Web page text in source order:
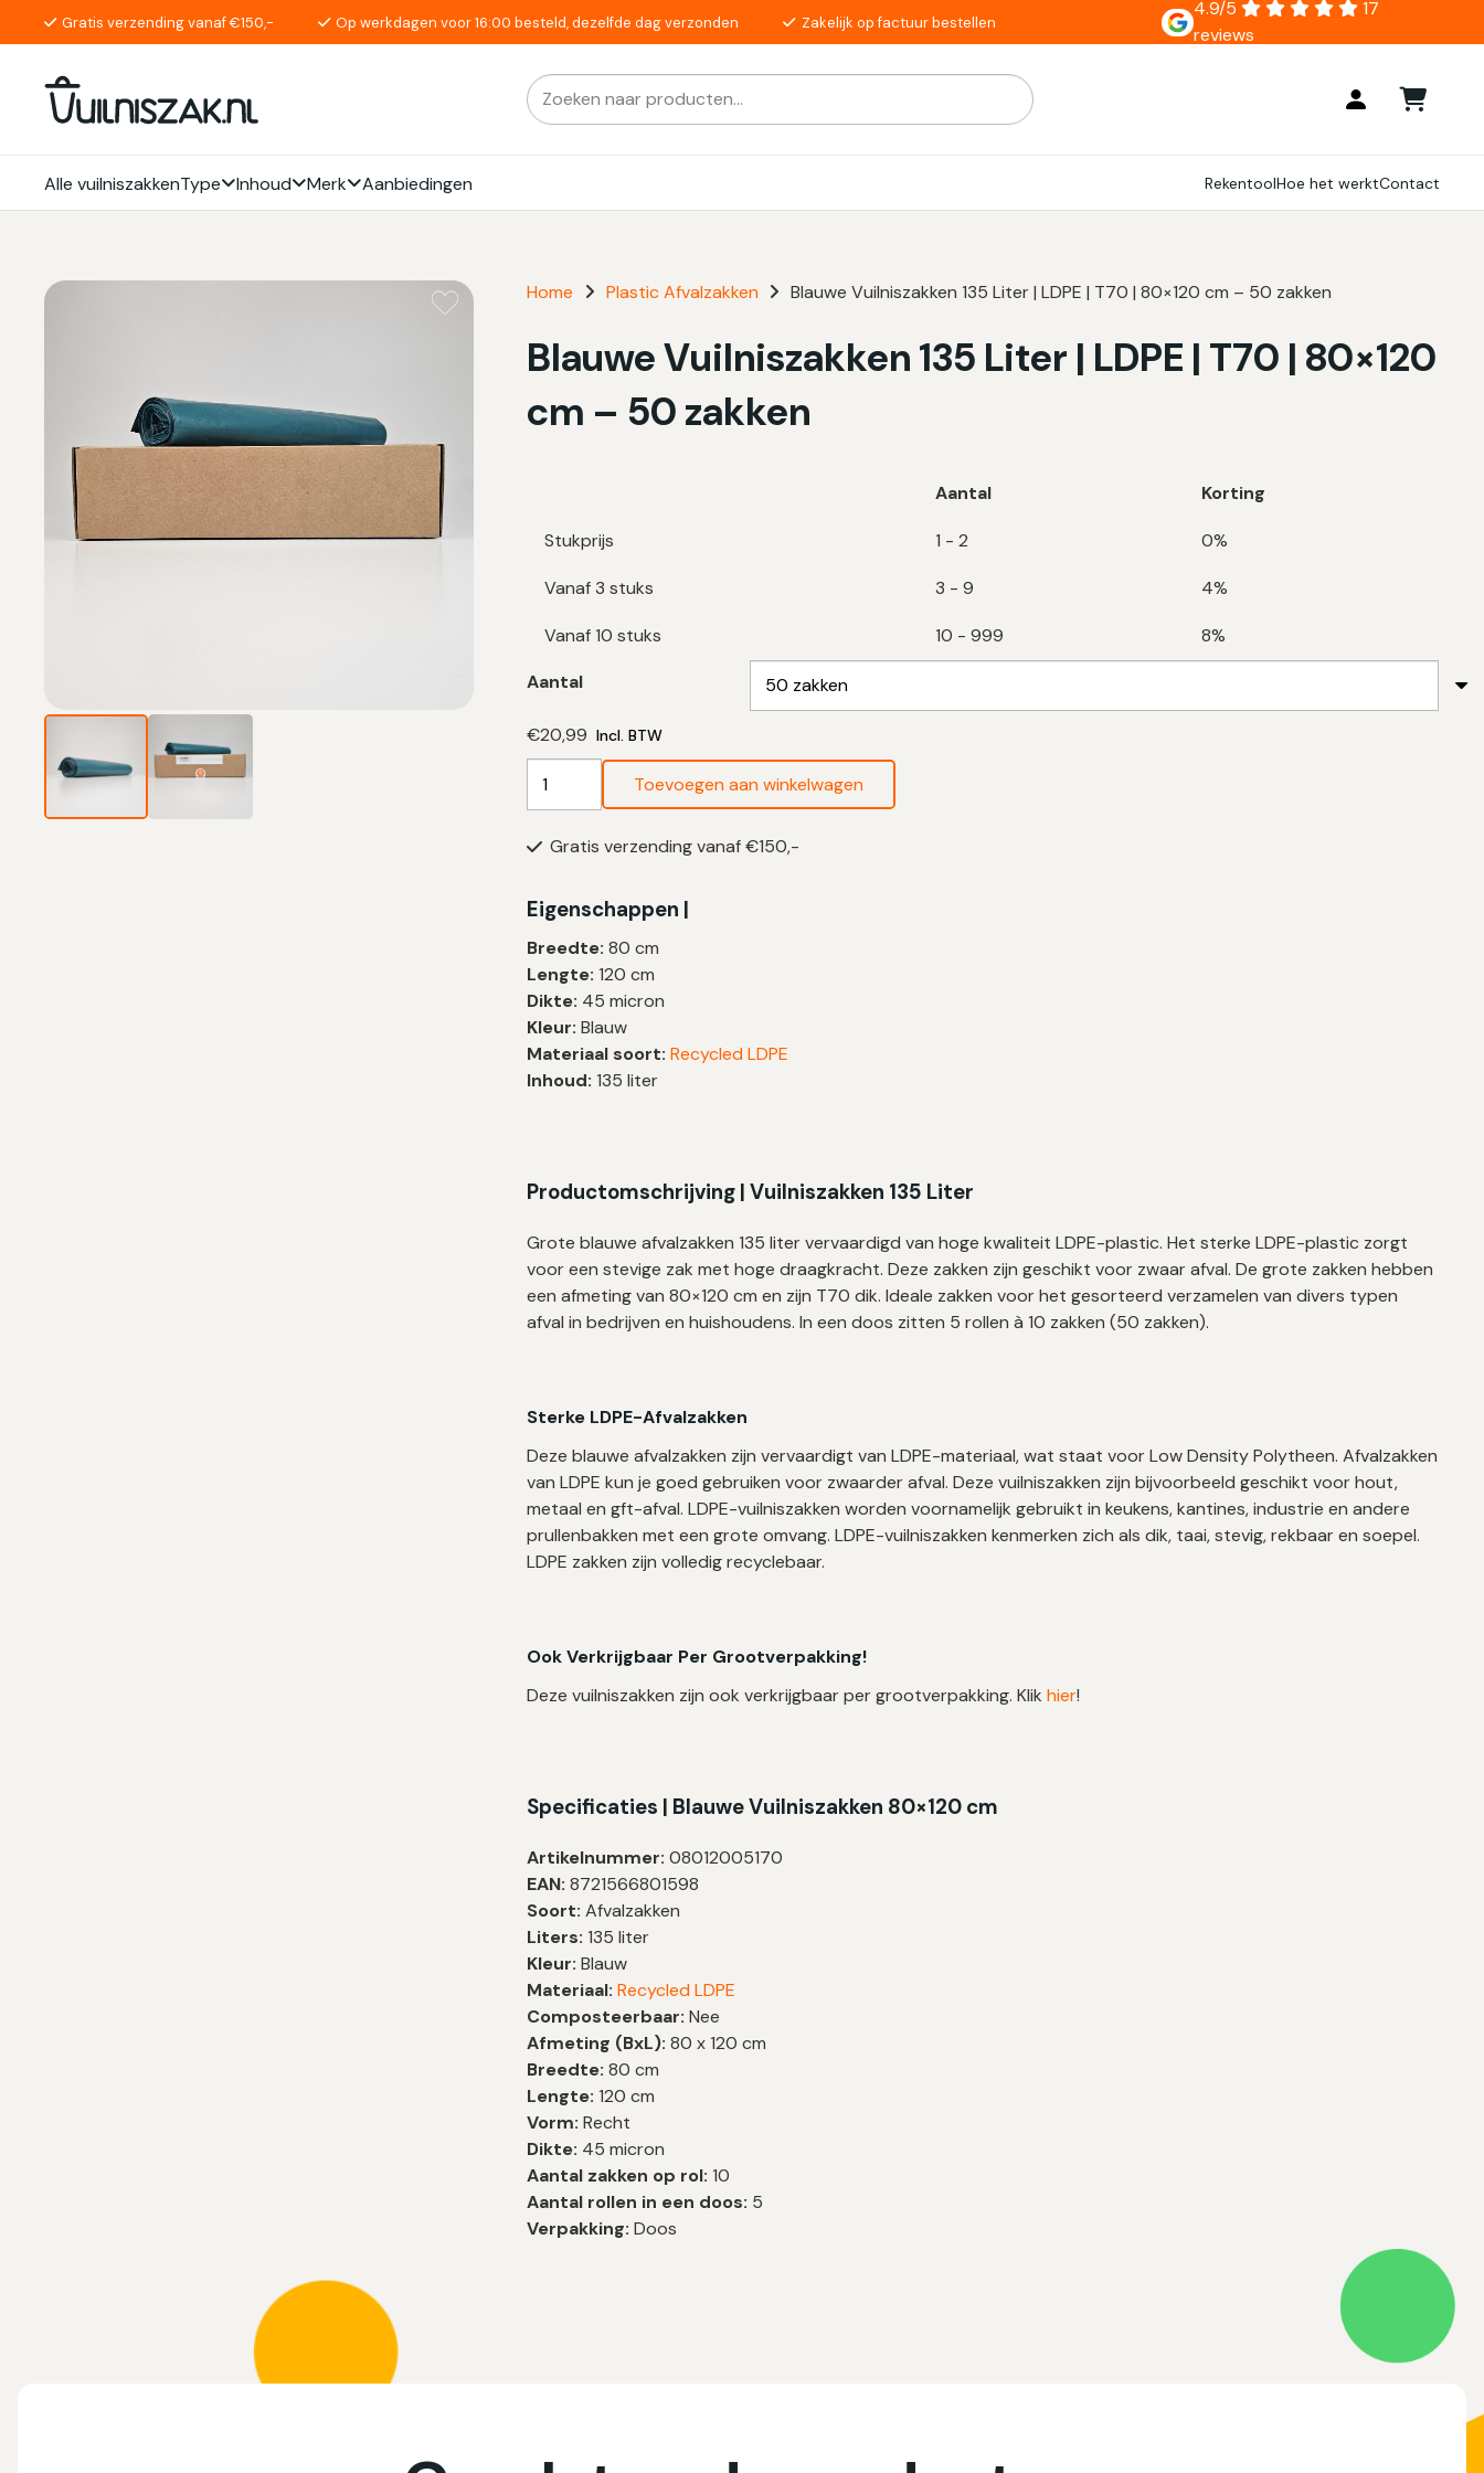
Gratis verzending vanaf €150,- Op werkdagen voor 16:00 besteld, dezelfde dag verzonden Zakelijk op factuur bestellen
4.9/5
17
reviews
Zoeken
naar:
Als de resultaten voor automatisch aanvullen beschikbaar zijn, gebruik de pijlen om omhoog en omlaag te gaan
Alle vuilniszakkenType Inhoud Merk Aanbiedingen RekentoolHoe het werktContact
Home Plastic Afvalzakken Blauwe Vuilniszakken 135 Liter | LDPE | T70 | 80×120 cm – 50 zakken
Blauwe Vuilniszakken 135 Liter | LDPE | T70 | 80×120
cm – 50 zakken
Aantal Korting
Stukprijs 1 - 2 0%
Vanaf 3 stuks 3 - 9 4%
Vanaf 10 stuks 10 - 999
8%
Aantal
€20,99 Incl. BTW
Vuilniszakken
Liter
LDPE
T70
|
80×120
cm
–
50
Toevoegen aan winkelwagen
Gratis verzending vanaf €150,-
Eigenschappen |
Breedte: 80 cm
Lengte: 120 cm
Dikte: 45 micron
Kleur: Blauw
Materiaal soort: Recycled LDPE
Inhoud:135 liter
Productomschrijving | Vuilniszakken 135 Liter
Grote blauwe afvalzakken 135 liter vervaardigd van hoge kwaliteit LDPE-plastic. Het sterke LDPE-plastic zorgt
voor een stevige zak met hoge draagkracht. Deze zakken zijn geschikt voor zwaar afval. De grote zakken hebben
een afmeting van 80×120 cm en zijn T70 dik. Ideale zakken voor het gesorteerd verzamelen van divers typen
afval in bedrijven en huishoudens. In een doos zitten 5 rollen à 10 zakken (50 zakken).
Sterke LDPE-Afvalzakken
Deze blauwe afvalzakken zijn vervaardigt van LDPE-materiaal, wat staat voor Low Density Polytheen. Afvalzakken
van LDPE kun je goed gebruiken voor zwaarder afval. Deze vuilniszakken zijn bijvoorbeeld geschikt voor hout,
metaal en gft-afval. LDPE-vuilniszakken worden voornamelijk gebruikt in keukens, kantines, industrie en andere
prullenbakken met een grote omvang. LDPE-vuilniszakken kenmerken zich als dik, taai, stevig, rekbaar en soepel.
LDPE zakken zijn volledig recyclebaar.
Ook Verkrijgbaar Per Grootverpakking!
Deze vuilniszakken zijn ook verkrijgbaar per grootverpakking. Klikhier!
Specificaties | Blauwe Vuilniszakken 80×120 cm
Artikelnummer: 08012005170
EAN: 8721566801598
Soort: Afvalzakken
Liters: 135 liter
Kleur: Blauw
Materiaal: Recycled LDPE
Composteerbaar:Nee
Afmeting (BxL): 80 x 120 cm
Breedte: 80 cm
Lengte: 120 cm
Vorm: Recht
Dikte: 45 micron
Aantal zakken op rol: 10
Aantal rollen in een doos: 5
Verpakking: Doos